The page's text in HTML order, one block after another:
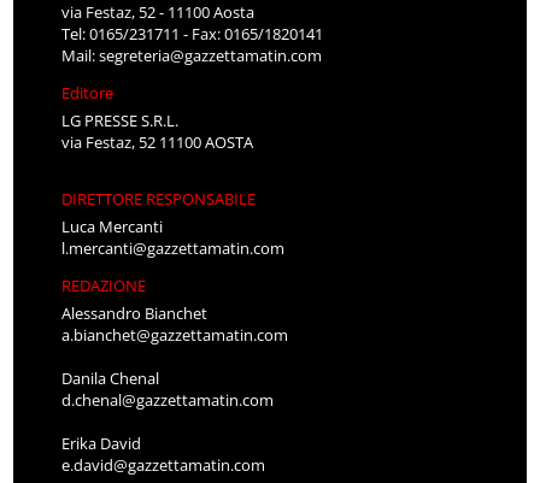
via Festaz, 52 - 11100 Aosta
Tel: 0165/231711 - Fax: 0165/1820141
Mail:segreteria@gazzettamatin.com
Editore
LG PRESSE S.R.L.
via Festaz, 52 11100 AOSTA
DIRETTORE RESPONSABILE
Luca Mercanti
l.mercanti@gazzettamatin.com
REDAZIONE
Alessandro Bianchet
a.bianchet@gazzettamatin.com
Danila Chenal
d.chenal@gazzettamatin.com
Erika David
e.david@gazzettamatin.com